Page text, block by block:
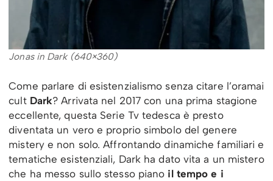
Jonas in Dark (640×360)
Come parlare di esistenzialismo senza citare l’oramai
cultDark? Arrivata nel 2017 con una prima stagione
eccellente, questa Serie Tv tedesca è presto
diventata un vero e proprio simbolo del genere
mistery e non solo. Affrontando dinamiche familiari e
tematiche esistenziali, Dark ha dato vita a un mistero
che ha messo sullo stesso piano il tempo e i